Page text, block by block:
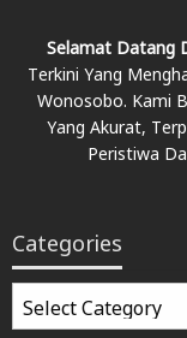
Selamat Datang
Terkini Yang
Wonosobo. Kami
Yang Akurat,
Peristiwa
Categories
Categories